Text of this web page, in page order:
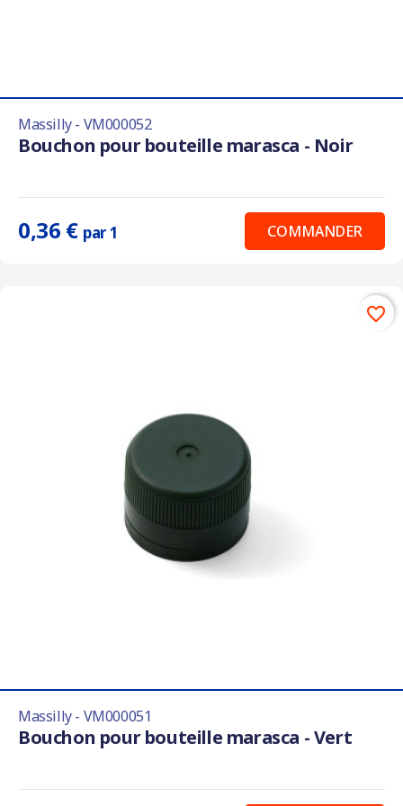
Massilly - VM000052
Bouchon pour bouteille marasca - Noir
0,36 € par 1 COMMANDER
Massilly - VM000051
Bouchon pour bouteille marasca - Vert
favorite_border